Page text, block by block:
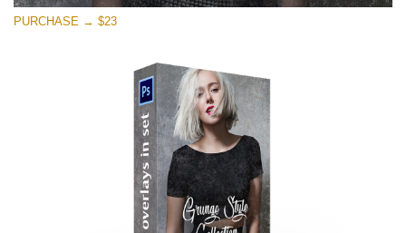
PURCHASE → $23